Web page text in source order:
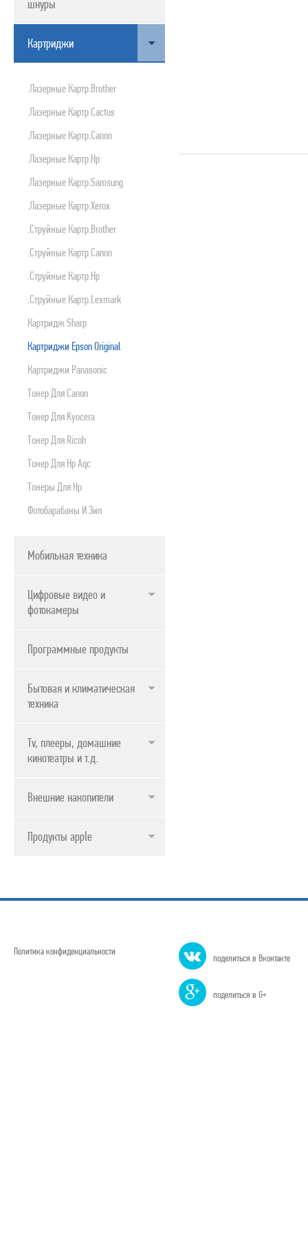
ПРОДУКТЫ APPLE
шнуры
Картриджи
.лазерные Картр.brother
.лазерные Картр.cactus
.лазерные Картр.canon
.лазерные Картр.hp
.лазерные Картр.samsung
.лазерные Картр.xerox
.струйные Картр.brother
.струйные Картр.canon
.струйные Картр.hp
.струйные Картр.lexmark
Картридж Sharp
Картриджи Epson Original
Картриджи Panasonic
Тонер Для Canon
Тонер Для Kyocera
Тонер Для Ricoh
Тонер Для Нр Aqc
Тонеры Для Hp
Фотобарабаны И Зип
Мобильная техника
Цифровые видео и
фотокамеры
Программные продукты
Бытовая и климатическая
техника
Tv, плееры, домашние
кинотеатры и т.д.
Внешние накопители
Продукты apple
Политика конфиденциальности
поделиться в Вконтакте
поделиться в G+